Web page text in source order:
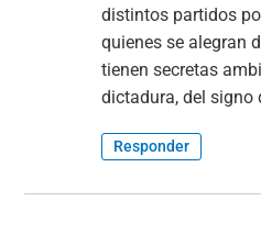
distintos partidos
quienes se alegran
tienen secretas
dictadura, del signo
Responder